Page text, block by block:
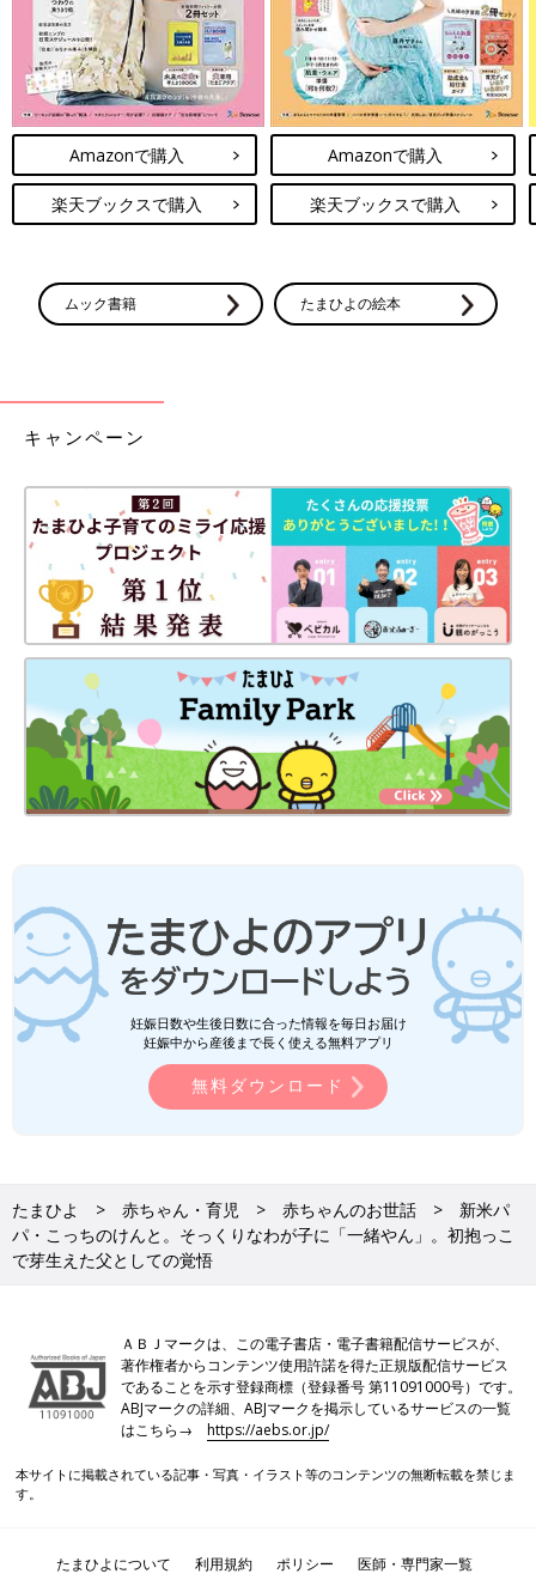
Amazonで購入
楽天ブックスで購入
Amazonで購入
楽天ブックスで購入
ムック書籍 たまひよの絵本
キャンペーン
妊娠日数や生後日数に合った情報を毎日お届け
妊娠中から産後まで長く使える無料アプリ
無料ダウンロード
たまひよ 赤ちゃん・育児 赤ちゃんのお世話
新米パ
パ・こっちのけんと。そっくりなわが子に「一緒やん」。初抱っこ
で芽生えた父としての覚悟
ＡＢＪマークは、この電子書店・電子書籍配信サービスが、
著作権者からコンテンツ使用許諾を得た正規版配信サービス
であることを示す登録商標（登録番号 第11091000号）です。
ABJマークの詳細、ABJマークを掲示しているサービスの一覧
はこちら→https://aebs.or.jp/
本サイトに掲載されている記事・写真・イラスト等のコンテンツの無断転載を禁じま
す。
たまひよについて 利用規約 ポリシー
医師・専門家一覧